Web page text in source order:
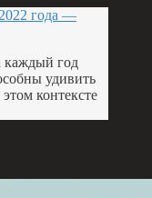
года —
каждый год
удивить
контексте